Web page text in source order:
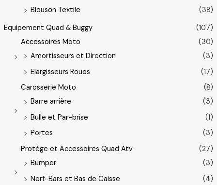
Blouson Textile
(38)
Equipement Quad & Buggy
(107)
Accessoires Moto
(30)
Amortisseurs et Direction
(3)
Elargisseurs Roues
(17)
Carosserie Moto
(8)
Barre arrière
(3)
Bulle et Par-brise
(1)
Portes
(3)
Protège et Accessoires Quad Atv
(27)
Bumper
(3)
Nerf-Bars et Bas de Caisse
(4)